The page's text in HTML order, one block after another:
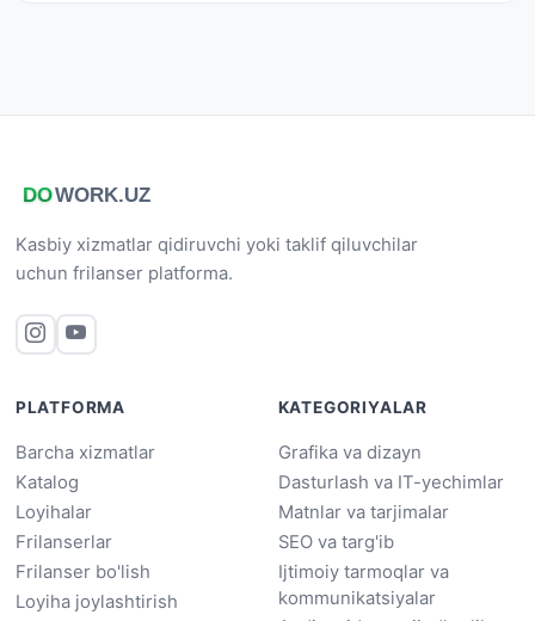
Kasbiy xizmatlar qidiruvchi yoki taklif qiluvchilar
uchun frilanser platforma.
PLATFORMA
Barcha xizmatlar
Katalog
Loyihalar
Frilanserlar
Frilanser bo'lish
Loyiha joylashtirish
KATEGORIYALAR
Grafika va dizayn
Dasturlash va IT-yechimlar
Matnlar va tarjimalar
SEO va targ'ib
Ijtimoiy tarmoqlar va
kommunikatsiyalar